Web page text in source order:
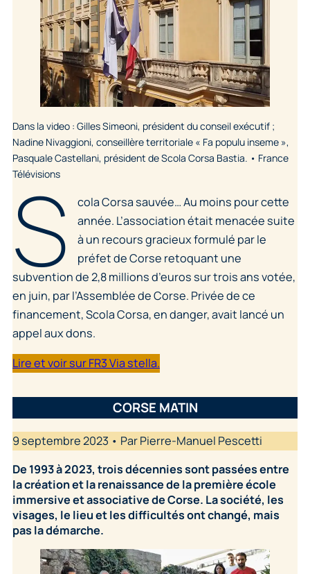
Dans la video : Gilles Simeoni, président du conseil exécutif ;
Nadine Nivaggioni, conseillère territoriale « Fa populu inseme »,
Pasquale Castellani, président de Scola Corsa Bastia. • France
Télévisions
S
cola Corsa sauvée… Au moins pour cette
année. L’association était menacée suite
à un recours gracieux formulé par le
préfet de Corse retoquant une
subvention de 2,8 millions d’euros sur trois ans votée,
en juin, par l’Assemblée de Corse. Privée de ce
financement, Scola Corsa, en danger, avait lancé un
appel aux dons.
Lire et voir sur FR3 Via stella.
CORSE MATIN
9 septembre 2023 • Par Pierre-Manuel Pescetti
De 1993 à 2023, trois décennies sont passées entre
la création et la renaissance de la première école
immersive et associative de Corse. La société, les
visages, le lieu et les difficultés ont changé, mais
pas la démarche.